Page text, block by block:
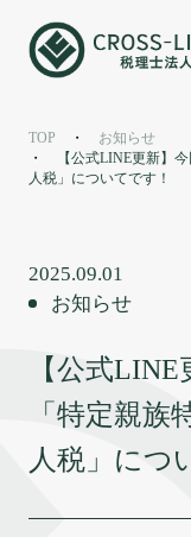
お知ら
News
TOP
お知らせ
【公式LINE更新】
人税」についてです！
2025.09.01
お知らせ
【公式
「特定親族
人税」につ